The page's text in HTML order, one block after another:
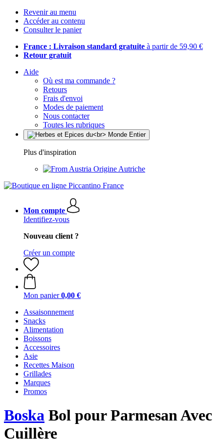
Revenir au menu
Accéder au contenu
Consulter le panier
France : Livraison standard gratuite à partir de 59,90 €
Retour gratuit
Aide
Où est ma commande ?
Retours
Frais d'envoi
Modes de paiement
Nous contacter
Toutes les rubriques
Plus d'inspiration
Origine Autriche
Mon compte
Identifiez-vous
Nouveau client ?
Créer un compte
Mon panier 0,00 €
Assaisonnement
Snacks
Alimentation
Boissons
Accessoires
Asie
Recettes Maison
Grillades
Marques
Promos
Boska Bol pour Parmesan Avec
Cuillère